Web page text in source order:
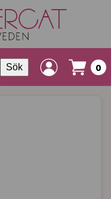
Sök 0